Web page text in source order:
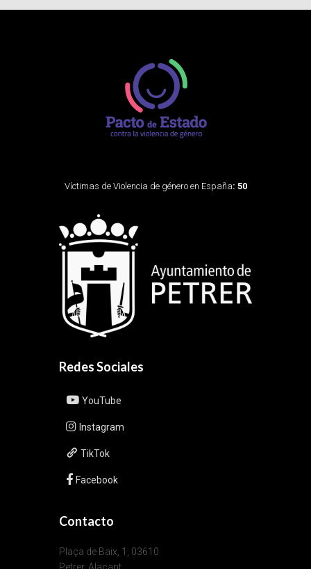
Víctimas de Violencia de género en España: 50
Redes Sociales
YouTube
Instagram
TikTok
Facebook
Contacto
Plaça de Baix, 1, 03610